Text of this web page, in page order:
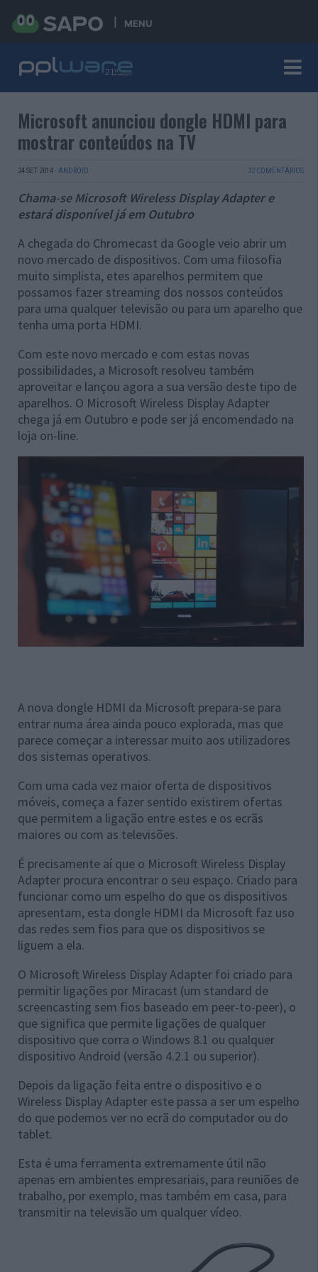
MENU
Microsoft anunciou dongle HDMI para
mostrar conteúdos na TV
24 SET 2014 · ANDROID 32 COMENTÁRIOS
Chama-se Microsoft Wireless Display Adapter e
estará disponível já em Outubro
A chegada do Chromecast da Google veio abrir um
novo mercado de dispositivos. Com uma filosofia
muito simplista, etes aparelhos permitem que
possamos fazer streaming dos nossos conteúdos
para uma qualquer televisão ou para um aparelho que
tenha uma porta HDMI.
Com este novo mercado e com estas novas
possibilidades, a Microsoft resolveu também
aproveitar e lançou agora a sua versão deste tipo de
aparelhos. O Microsoft Wireless Display Adapter
chega já em Outubro e pode ser já encomendado na
loja on-line.
A nova dongle HDMI da Microsoft prepara-se para
entrar numa área ainda pouco explorada, mas que
parece começar a interessar muito aos utilizadores
dos sistemas operativos.
Com uma cada vez maior oferta de dispositivos
móveis, começa a fazer sentido existirem ofertas
que permitem a ligação entre estes e os ecrãs
maiores ou com as televisões.
É precisamente aí que o Microsoft Wireless Display
Adapter procura encontrar o seu espaço. Criado para
funcionar como um espelho do que os dispositivos
apresentam, esta dongle HDMI da Microsoft faz uso
das redes sem fios para que os dispositivos se
liguem a ela.
O Microsoft Wireless Display Adapter foi criado para
permitir ligações por Miracast (um standard de
screencasting sem fios baseado em peer-to-peer), o
que significa que permite ligações de qualquer
dispositivo que corra o Windows 8.1 ou qualquer
dispositivo Android (versão 4.2.1 ou superior).
Depois da ligação feita entre o dispositivo e o
Wireless Display Adapter este passa a ser um espelho
do que podemos ver no ecrã do computador ou do
tablet.
Esta é uma ferramenta extremamente útil não
apenas em ambientes empresariais, para reuniões de
trabalho, por exemplo, mas também em casa, para
transmitir na televisão um qualquer vídeo.